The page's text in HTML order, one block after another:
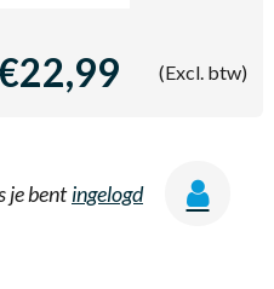
(Excl. btw)
je bent ingelogd